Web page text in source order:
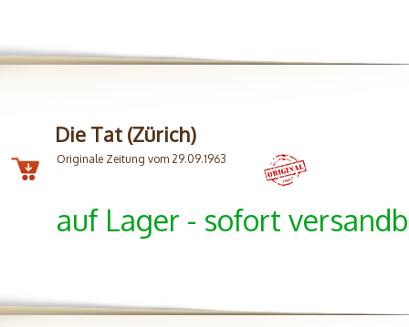
Die Tat (Zürich)
Originale Zeitung vom 29.09.1963
auf Lager - sofort